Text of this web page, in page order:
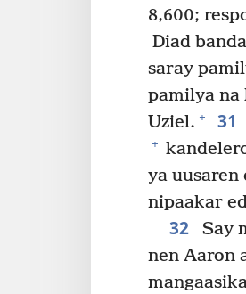
8,600;
Diad
saray
pamilya na
Uziel. + 31
+
ya uusaren
nipaakar
32 Say
nen Aaron